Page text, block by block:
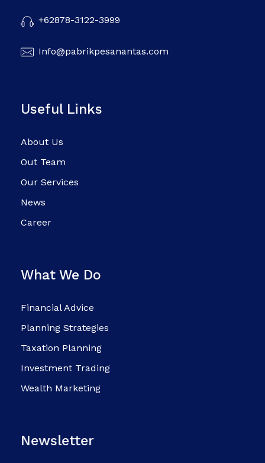
+62878-3122-3999
Info@pabrikpesanantas.com
Useful Links
About Us
Out Team
Our Services
News
Career
What We Do
Financial Advice
Planning Strategies
Taxation Planning
Investment Trading
Wealth Marketing
Newsletter